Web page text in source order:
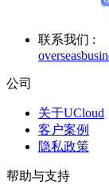
联系我们 :
公司
关于UCloud
客户案例
隐私政策
帮助与支持